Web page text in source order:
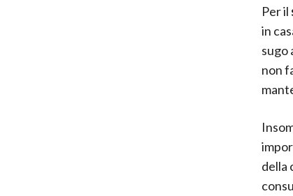
Per il
in
sugo
non
della